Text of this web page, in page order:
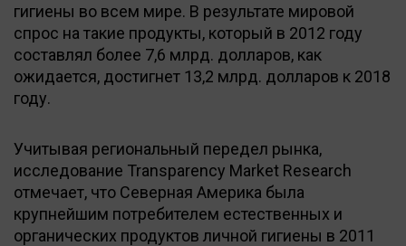
гигиены во всем мире. В результате мировой
спрос на такие продукты, который в 2012 году
составлял более 7,6 млрд. долларов, как
ожидается, достигнет 13,2 млрд. долларов к 2018
году.
Учитывая региональный передел рынка,
исследование Transparency Market Research
отмечает, что Северная Америка была
крупнейшим потребителем естественных и
органических продуктов личной гигиены в 2011